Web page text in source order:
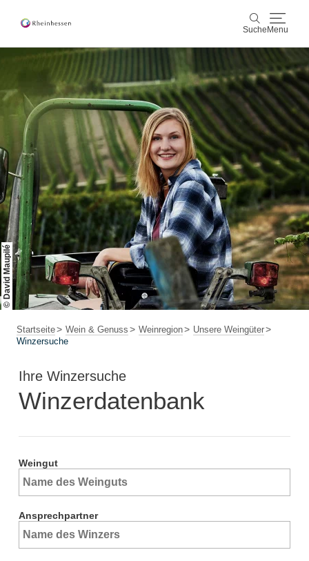
Suche Menu
Suche
Wein & Genuss
Aktiv & Natur
Kultur & Städte
Veranstaltungen
Buchung & Service
Shop Rheinhessen-Blog Karte
© David Maupilé
Startseite Wein & Genuss Weinregion
Unsere Weingüter
Winzersuche
Ihre Winzersuche
Winzerdatenbank
Weingut
Ansprechpartner